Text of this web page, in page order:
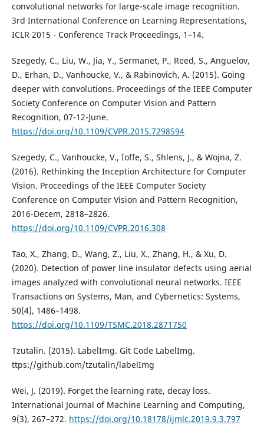
convolutional networks for large-scale image recognition.
3rd International Conference on Learning Representations,
ICLR 2015 - Conference Track Proceedings, 1–14.
Szegedy, C., Liu, W., Jia, Y., Sermanet, P., Reed, S., Anguelov,
D., Erhan, D., Vanhoucke, V., & Rabinovich, A. (2015). Going
deeper with convolutions. Proceedings of the IEEE Computer
Society Conference on Computer Vision and Pattern
Recognition, 07-12-June.
https://doi.org/10.1109/CVPR.2015.7298594
Szegedy, C., Vanhoucke, V., Ioffe, S., Shlens, J., & Wojna, Z.
(2016). Rethinking the Inception Architecture for Computer
Vision. Proceedings of the IEEE Computer Society
Conference on Computer Vision and Pattern Recognition,
2016-Decem, 2818–2826.
https://doi.org/10.1109/CVPR.2016.308
Tao, X., Zhang, D., Wang, Z., Liu, X., Zhang, H., & Xu, D.
(2020). Detection of power line insulator defects using aerial
images analyzed with convolutional neural networks. IEEE
Transactions on Systems, Man, and Cybernetics: Systems,
50(4), 1486–1498.
https://doi.org/10.1109/TSMC.2018.2871750
Tzutalin. (2015). LabelImg. Git Code LabelImg.
ttps://github.com/tzutalin/labelImg
Wei, J. (2019). Forget the learning rate, decay loss.
International Journal of Machine Learning and Computing,
9(3), 267–272. https://doi.org/10.18178/ijmlc.2019.9.3.797